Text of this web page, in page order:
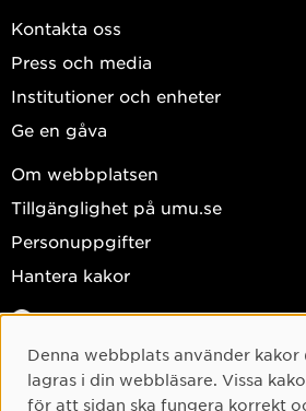
Kontakta oss
Press och media
Institutioner och enheter
Ge en gåva
Om webbplatsen
Tillgänglighet på umu.se
Personuppgifter
Hantera kakor
Facebook
Instagram
TikTok
Cookie-samtycke
Denna webbplats använder kakor
lagras i din webbläsare. Vissa
för att sidan ska fungera korrekt